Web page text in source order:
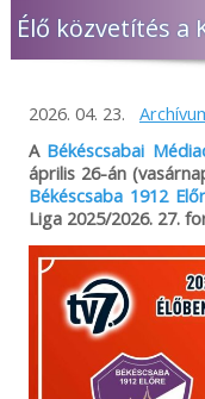
Élő közvetítés a
2026. 04. 23.
A Békéscsabai
április 26-án
Békéscsaba 1912
Liga 2025/2026. 27.